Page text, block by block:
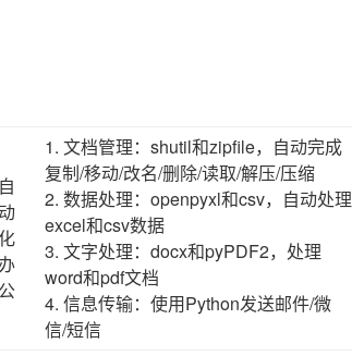
自
化
办
公
1. 文档管理：shutil和zipfile，自动完成
复制/移动/改名/删除/读取/解压/压缩
2. 数据处理：openpyxl和csv，自动处理
excel和csv数据
3. 文字处理：docx和pyPDF2，处理
word和pdf文档
4. 信息传输：使用Python发送邮件/微
信/短信